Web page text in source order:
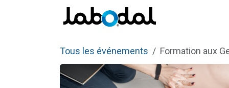
Se rendre au contenu
Tous les événements Formation aux